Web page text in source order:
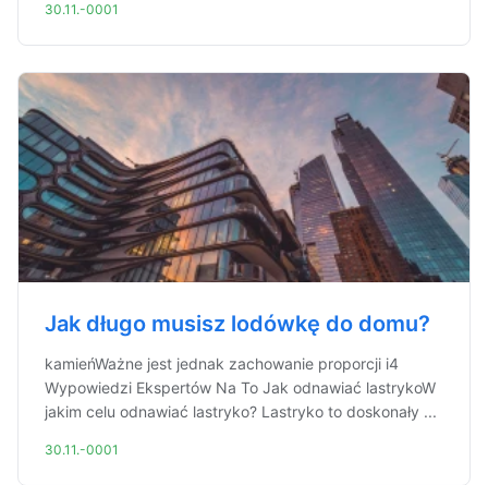
30.11.-0001
Jak długo musisz lodówkę do domu?
kamieńWażne jest jednak zachowanie proporcji i4
Wypowiedzi Ekspertów Na To Jak odnawiać lastrykoW
jakim celu odnawiać lastryko? Lastryko to doskonały ...
30.11.-0001